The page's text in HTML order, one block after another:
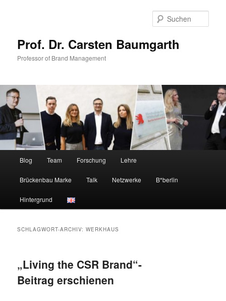
Prof. Dr. Carsten Baumgarth
Professor of Brand Management
Blog Team Forschung Lehre
Brückenbau Marke Talk Netzwerke B*berlin
Hintergrund
SCHLAGWORT-ARCHIV:WERKHAUS
„Living the CSR Brand“-
Beitrag erschienen